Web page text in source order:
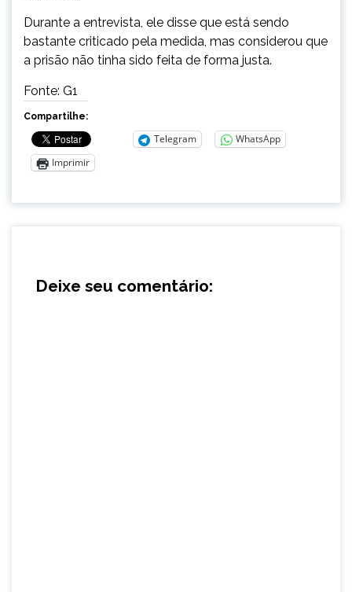
Durante a entrevista, ele disse que está sendo
bastante criticado pela medida, mas considerou que
a prisão não tinha sido feita de forma justa.
Fonte: G1
Compartilhe:
Telegram
WhatsApp
Imprimir
Deixe seu comentário: